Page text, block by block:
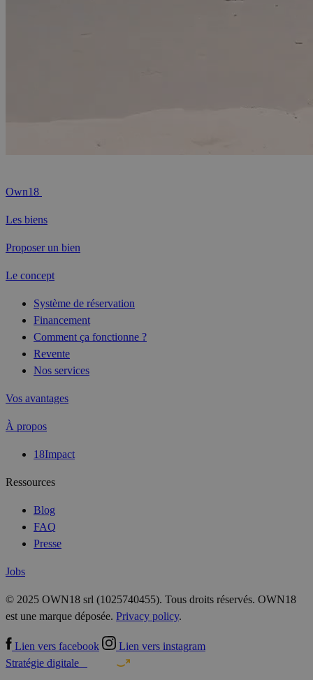
Own18
Les biens
Proposer un bien
Le concept
Système de réservation
Financement
Comment ça fonctionne ?
Revente
Nos services
Vos avantages
À propos
18Impact
Ressources
Blog
FAQ
Presse
Jobs
© 2025 OWN18 srl (1025740455). Tous droits réservés. OWN18
est une marque déposée. Privacy policy.
Lien vers facebook
Lien vers instagram
Stratégie digitale